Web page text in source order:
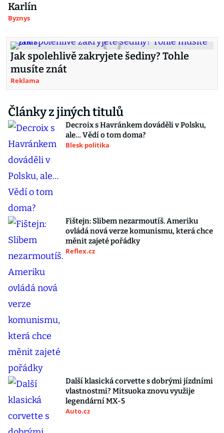
Karlín
Byznys
Jak spolehlivě zakryjete šediny? Tohle
musíte znát
Reklama
Články z jiných titulů
Decroix s Havránkem dováděli v Polsku,
ale… Vědí o tom doma?
Blesk politika
Fištejn: Slibem nezarmoutíš. Ameriku
ovládá nová verze komunismu, která chce
měnit zajeté pořádky
Reflex.cz
Další klasická corvette s dobrými jízdními
vlastnostmi? Mitsuoka znovu využije
legendární MX-5
Auto.cz